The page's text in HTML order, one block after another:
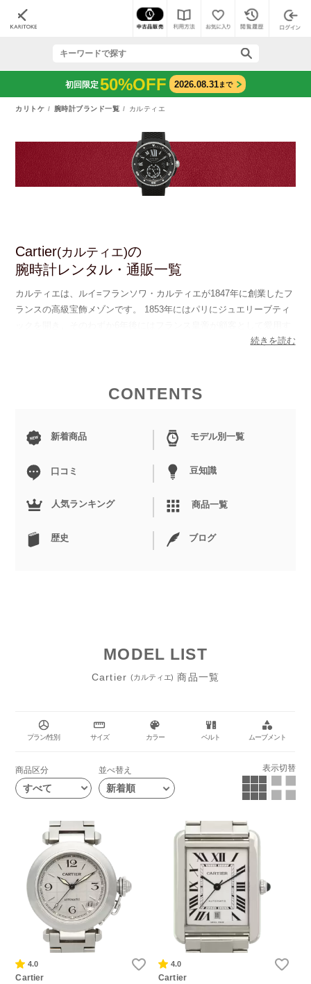
初回限定50%OFF 2026.08.31まで
カリトケ 腕時計ブランド一覧 カルティエ
Cartier(カルティエ)の
腕時計レンタル・通販一覧
続きを読む
カルティエは、ルイ=フランソワ・カルティエが1847年に創業したフ
ランスの高級宝飾メゾンです。 1853年にはパリにジュエリーブティ
るなど、宝飾ブランドとして知名度を拡大してきました。 そんなカ
が主流だった当時、女性にとって時計は美しいジュエリーであり、現
れます。 1904年にアルベルト・
サントス
＝デュモンの依頼によって
カルティエは、ケースとラグを一体化させた世界初の男性用腕時計
サントス 」を発表します。 当時のベルトはワイヤーラグにストラ
ップを通す構造で、腕を振ると簡単に外れてしまうという欠陥があり
ました。そこで、腕につけられる時計がほしいと要望した
に、友人のルイ・カルティエが応えるような形で「
したのです。 そして1919年にはケースとラグが一体化した直線を強
調したデザインが特徴の、ベゼルを持たない腕時計「
CONTENTS
新着商品 モデル別一覧
口コミ 豆知識
人気ランキング 商品一覧
歴史 ブログ
MODEL LIST
Cartier(カルティエ) 商品一覧
プラン/性別 サイズ カラー ベルト ムーブメント
商品区分
すべて
並べ替え 表示切替
4.0
Cartier
4.0
Cartier